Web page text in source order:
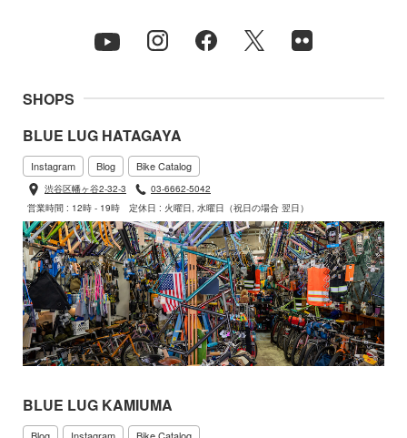
SHOPS
BLUE LUG HATAGAYA
Instagram Blog Bike Catalog
渋谷区幡ヶ谷2-32-3
03-6662-5042
営業時間 : 12時 - 19時
定休日 : 火曜日, 水曜日（祝日の場合 翌日）
BLUE LUG KAMIUMA